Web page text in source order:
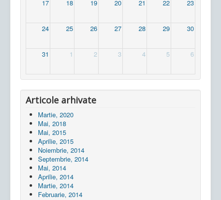
17 18 19 20 21 22 23
24 25 26 27 28 29 30
31 1 2 3 4 5 6
Articole arhivate
Martie, 2020
Mai, 2018
Mai, 2015
Aprilie, 2015
Noiembrie, 2014
Septembrie, 2014
Mai, 2014
Aprilie, 2014
Martie, 2014
Februarie, 2014